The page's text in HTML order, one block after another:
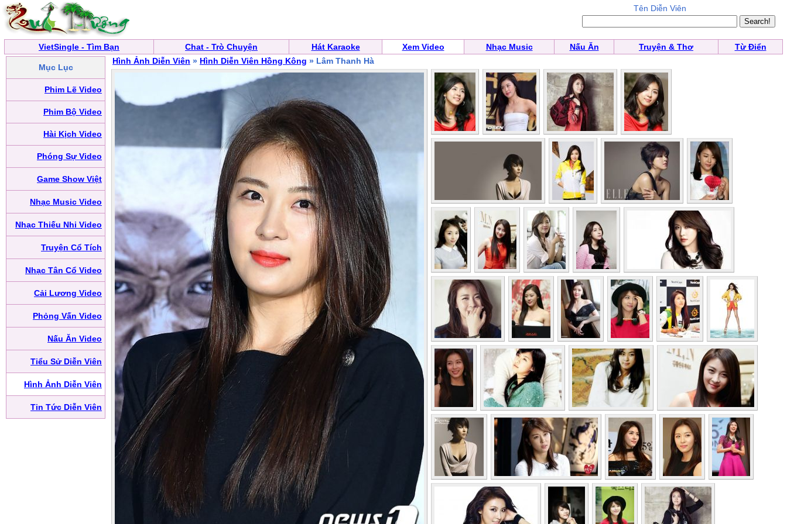
Tên Diễn Viên
VietSingle - Tìm Bạn Chat - Trò Chuyện Hát Karaoke Xem Video Nhạc Music Nấu Ăn Truyện & Thơ Từ Điển
Mục Lục
Phim Lẽ Video
Phim Bộ Video
Hài Kịch Video
Phóng Sự Video
Game Show Việt
Nhạc Music Video
Nhạc Thiếu Nhi Video
Truyện Cổ Tích
Nhạc Tân Cổ Video
Cải Lương Video
Phỏng Vấn Video
Nấu Ăn Video
Tiểu Sử Diễn Viên
Hình Ảnh Diễn Viên
Tin Tức Diễn Viên
Hình Ảnh Diễn Viên » Hình Diễn Viên Hồng Kông » Lâm Thanh Hà